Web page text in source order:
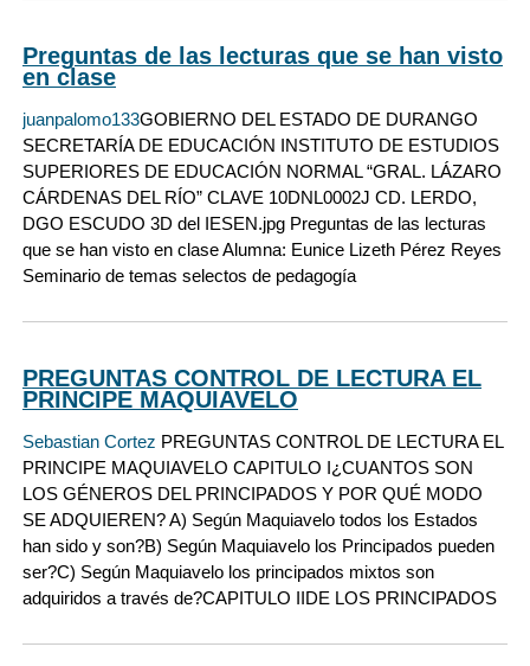
Preguntas de las lecturas que se han visto
en clase
juanpalomo133GOBIERNO DEL ESTADO DE DURANGO
SECRETARÍA DE EDUCACIÓN INSTITUTO DE ESTUDIOS
SUPERIORES DE EDUCACIÓN NORMAL “GRAL. LÁZARO
CÁRDENAS DEL RÍO” CLAVE 10DNL0002J CD. LERDO,
DGO ESCUDO 3D del IESEN.jpg Preguntas de las lecturas
que se han visto en clase Alumna: Eunice Lizeth Pérez Reyes
Seminario de temas selectos de pedagogía
PREGUNTAS CONTROL DE LECTURA EL
PRINCIPE MAQUIAVELO
Sebastian Cortez PREGUNTAS CONTROL DE LECTURA EL
PRINCIPE MAQUIAVELO CAPITULO I¿CUANTOS SON
LOS GÉNEROS DEL PRINCIPADOS Y POR QUÉ MODO
SE ADQUIEREN? A) Según Maquiavelo todos los Estados
han sido y son?B) Según Maquiavelo los Principados pueden
ser?C) Según Maquiavelo los principados mixtos son
adquiridos a través de?CAPITULO IIDE LOS PRINCIPADOS